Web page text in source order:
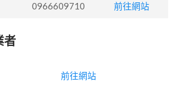
0966609710 前往網站
者
前往網站